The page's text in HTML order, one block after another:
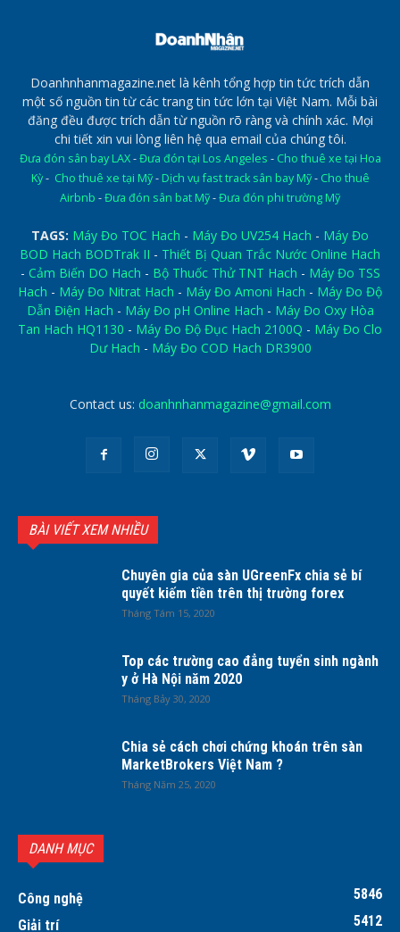
Doanhnhanmagazine.net là kênh tổng hợp tin tức trích dẫn
một số nguồn tin từ các trang tin tức lớn tại Việt Nam. Mỗi bài
đăng đều được trích dẫn từ nguồn rõ ràng và chính xác. Mọi
chi tiết xin vui lòng liên hệ qua email của chúng tôi.
Đưa đón sân bay LAX-Đưa đón tại Los Angeles - Cho thuê xe tại Hoa
Kỳ- Cho thuê xe tại Mỹ- Dịch vụ fast track sân bay Mỹ- Cho thuê
Airbnb -Đưa đón sân bat Mỹ-Đưa đón phi trường Mỹ
TAGS: Máy Đo TOC Hach - Máy Đo UV254 Hach - Máy Đo
BOD Hach BODTrak II - Thiết Bị Quan Trắc Nước Online Hach
- Cảm Biến DO Hach - Bộ Thuốc Thử TNT Hach - Máy Đo TSS
Hach - Máy Đo Nitrat Hach - Máy Đo Amoni Hach - Máy Đo Độ
Dẫn Điện Hach - Máy Đo pH Online Hach - Máy Đo Oxy Hòa
Tan Hach HQ1130 - Máy Đo Độ Đục Hach 2100Q - Máy Đo Clo
Dư Hach - Máy Đo COD Hach DR3900
Contact us: doanhnhanmagazine@gmail.com
BÀI VIẾT XEM NHIỀU
Chuyên gia của sàn UGreenFx chia sẻ bí
quyết kiếm tiền trên thị trường forex
Tháng Tám 15, 2020
Top các trường cao đẳng tuyển sinh ngành
y ở Hà Nội năm 2020
Tháng Bảy 30, 2020
Chia sẻ cách chơi chứng khoán trên sàn
MarketBrokers Việt Nam ?
Tháng Năm 25, 2020
DANH MỤC
Công nghệ
5846
Giải trí
5412